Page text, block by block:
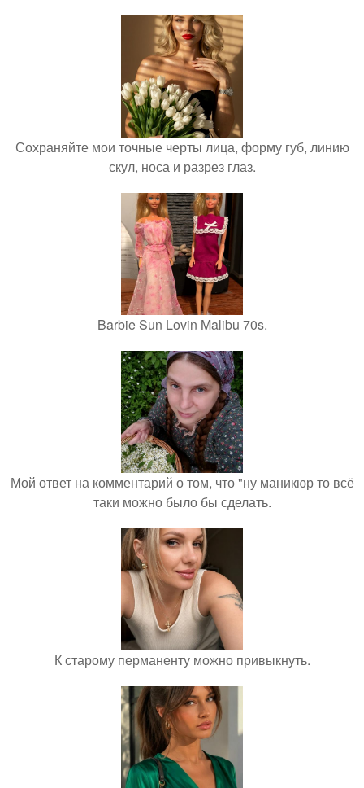
Сохраняйте мои точные черты лица, форму губ, линию
скул, носа и разрез глаз.
Barbie Sun Lovin Malibu 70s.
Мой ответ на комментарий о том, что "ну маникюр то всё
таки можно было бы сделать.
К старому перманенту можно привыкнуть.